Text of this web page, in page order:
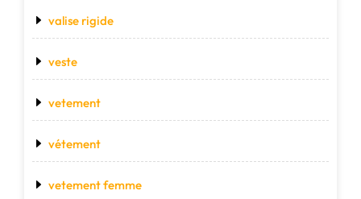
valise rigide
veste
vetement
vétement
vetement femme